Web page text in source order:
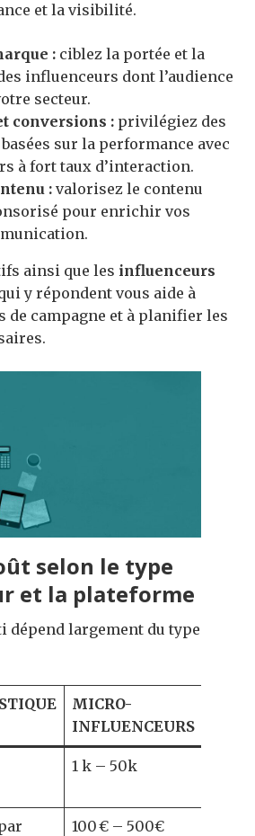
et la visibilité.
: ciblez la portée et la
influenceurs dont l’audience
secteur.
conversions : privilégiez des
sur la performance avec
à fort taux d’interaction.
: valorisez le contenu
pour enrichir vos
ainsi que les influenceurs
y répondent vous aide à
de campagne et à planifier les
selon le type
et la plateforme
dépend largement du type
MICRO-
INFLUENCEURS
1 k – 50k
100 € – 500€